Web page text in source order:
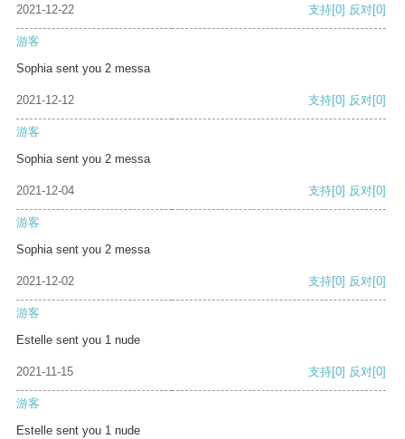
2021-12-22 支持[0] 反对[0]
游客
Sophia sent you 2 messa
2021-12-12 支持[0] 反对[0]
游客
Sophia sent you 2 messa
2021-12-04 支持[0] 反对[0]
游客
Sophia sent you 2 messa
2021-12-02 支持[0] 反对[0]
游客
Estelle sent you 1 nude
2021-11-15 支持[0] 反对[0]
游客
Estelle sent you 1 nude